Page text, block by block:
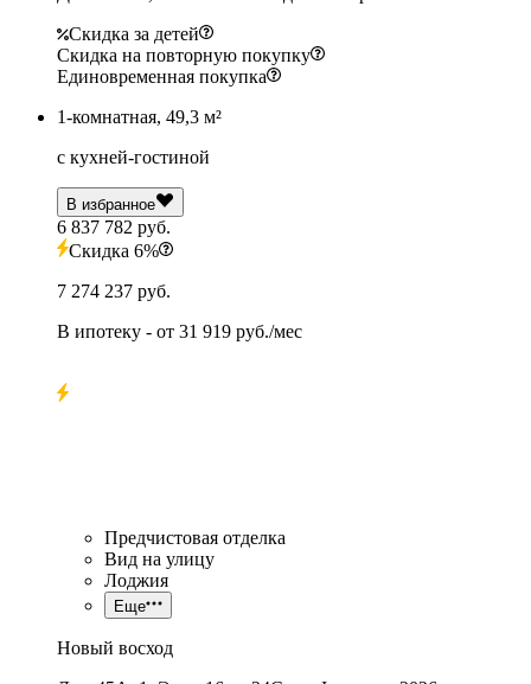
Скидка за детей
Скидка на повторную покупку
Единовременная покупка
1-комнатная, 49,3 м²
с кухней-гостиной
В избранное
6 837 782 руб.
Скидка 6%
7 274 237 руб.
В ипотеку - от 31 919 руб./мес
Предчистовая отделка
Вид на улицу
Лоджия
Еще
Новый восход